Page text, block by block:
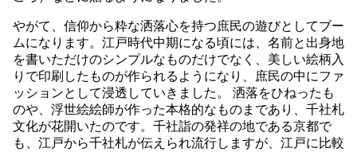
やがて、信仰から粋な洒落心を持つ庶民の遊びとしてブー
ムになります。江戸時代中期になる頃には、名前と出身地
を書いただけのシンプルなものだけでなく、美しい絵柄入
りで印刷したものが作られるようになり、庶民の中にファ
ッションとして浸透していきました。 洒落をひねったも
のや、浮世絵絵師が作った本格的なものまであり、千社札
文化が花開いたのです。千社詣の発祥の地である京都で
も、江戸から千社札が伝えられ流行しますが、江戸に比較